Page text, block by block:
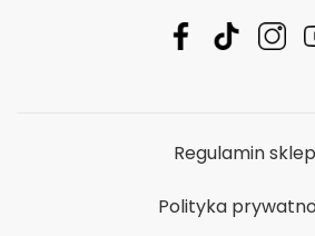
Regulamin
Polityka